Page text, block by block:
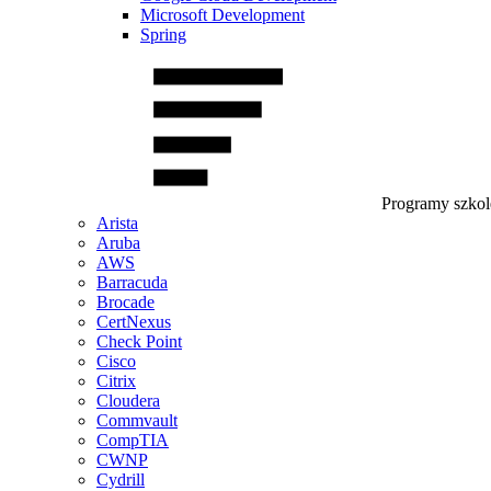
Microsoft Development
Spring
Programy
Arista
Aruba
AWS
Barracuda
Brocade
CertNexus
Check Point
Cisco
Citrix
Cloudera
Commvault
CompTIA
CWNP
Cydrill